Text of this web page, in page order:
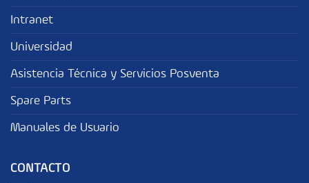
Intranet
Universidad
Asistencia Técnica y Servicios Posventa
Spare Parts
Manuales de Usuario
CONTACTO